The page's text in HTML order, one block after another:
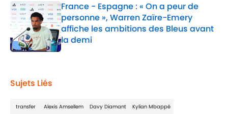
France - Espagne : « On a peur de
personne », Warren Zaïre-Emery
affiche les ambitions des Bleus avant
la demi
Published by on Invalid Date
Sujets Liés
transfer Alexis Amsellem Davy Diamant Kylian Mbappé